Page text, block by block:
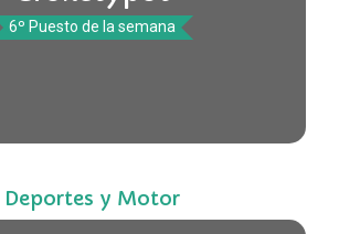
6º Puesto de la semana
Deportes y Motor